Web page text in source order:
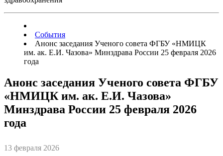
События
Анонс заседания Ученого совета ФГБУ «НМИЦК
им. ак. Е.И. Чазова» Минздрава России 25 февраля 2026
года
Анонс заседания Ученого совета ФГБУ
«НМИЦК им. ак. Е.И. Чазова»
Минздрава России 25 февраля 2026
года
13 февраля 2026